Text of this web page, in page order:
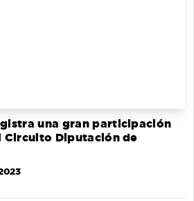
una gran participación
Circuito Diputación de